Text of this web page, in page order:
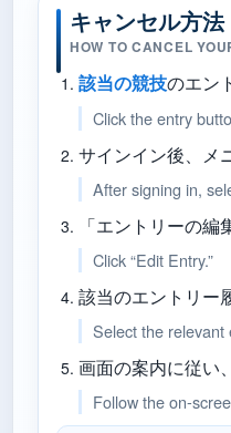
キャンセル方法
HOW TO CANCEL
該当の競技のエン
Click the entry
サインイン後、メ
After signing in,
「エントリーの編
Click “Edit Entry.”
該当のエントリー
Select the relevant
画面の案内に従い
Follow the on-